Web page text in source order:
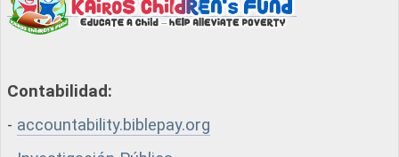
Contabilidad:
- accountability.biblepay.org